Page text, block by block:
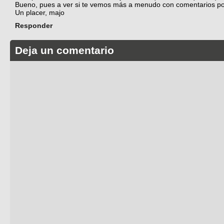
Bueno, pues a ver si te vemos más a menudo con comentarios
Un placer, majo
Responder
Deja un comentario